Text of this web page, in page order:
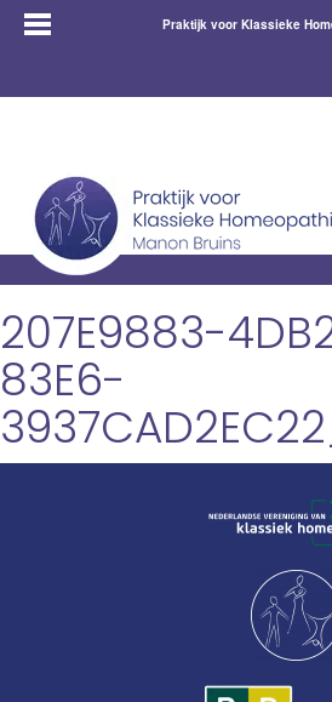
Praktijk voor Klassieke
207E9883-
83E6-